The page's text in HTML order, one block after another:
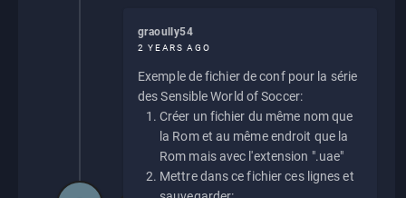
graoully54
2 YEARS AGO
Exemple de fichier de conf pour la série
des Sensible World of Soccer:
Créer un fichier du même nom que
la Rom et au même endroit que la
Rom mais avec l'extension ".uae"
Mettre dans ce fichier ces lignes et